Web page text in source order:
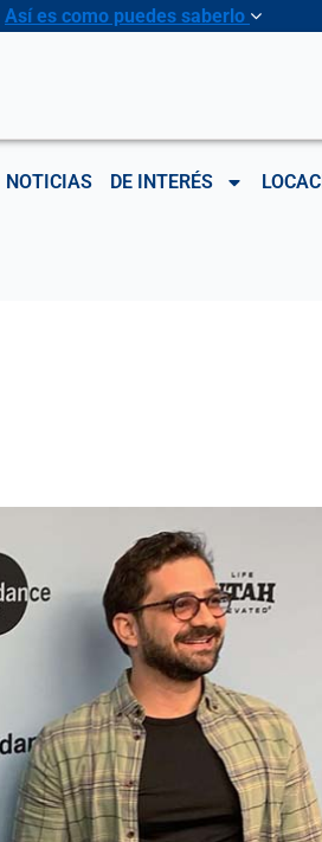
Así es como puedes saberlo
NOTICIAS DE INTERÉS